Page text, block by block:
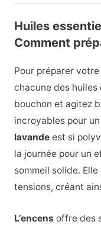
Huiles
Comment
Pour préparer votre
chacune des
bouchon et agitez
incroyables pour un
lavandeest si
la journée pour un
sommeil solide.
tensions, créant
L’encens offre des